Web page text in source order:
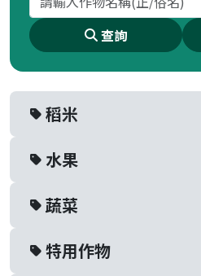
查詢
稻米
水果
蔬菜
特用作物